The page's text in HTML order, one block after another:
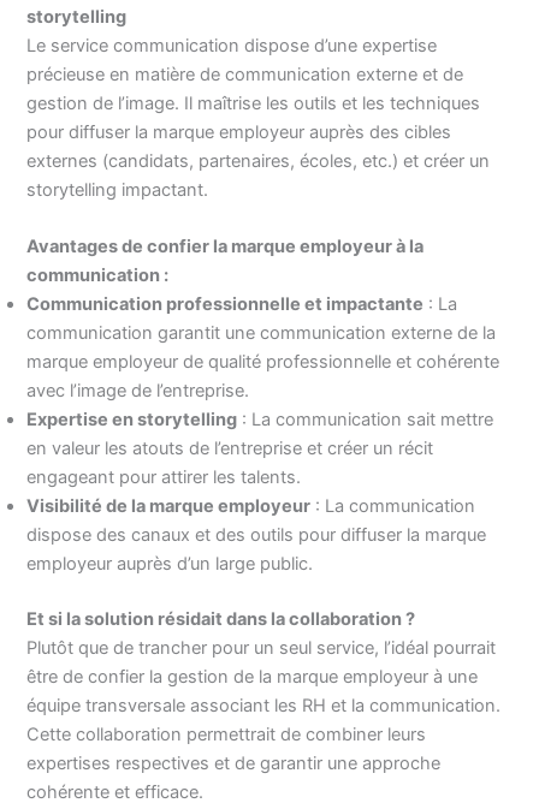
storytelling
Le service communication dispose d’une expertise
précieuse en matière de communication externe et de
gestion de l’image. Il maîtrise les outils et les techniques
pour diffuser la marque employeur auprès des cibles
externes (candidats, partenaires, écoles, etc.) et créer un
storytelling impactant.
Avantages de confier la marque employeur à la
communication :
Communication professionnelle et impactante : La
communication garantit une communication externe de la
marque employeur de qualité professionnelle et cohérente
avec l’image de l’entreprise.
Expertise en storytelling : La communication sait mettre
en valeur les atouts de l’entreprise et créer un récit
engageant pour attirer les talents.
Visibilité de la marque employeur : La communication
dispose des canaux et des outils pour diffuser la marque
employeur auprès d’un large public.
Et si la solution résidait dans la collaboration ?
Plutôt que de trancher pour un seul service, l’idéal pourrait
être de confier la gestion de la marque employeur à une
équipe transversale associant les RH et la communication.
Cette collaboration permettrait de combiner leurs
expertises respectives et de garantir une approche
cohérente et efficace.